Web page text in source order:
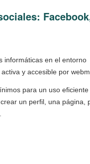
informáticas en el entorno
y accesible por
para un uso eficiente
un perfil, una página,